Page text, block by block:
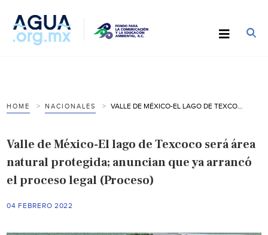
HOME NACIONALES
Valle de México-El lago de Texcoco será área
natural protegida; anuncian que ya arrancó
el proceso legal (Proceso)
04 FEBRERO 2022